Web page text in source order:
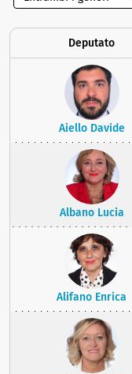
Deputato
Aiello Davide
Albano Lucia
Alifano Enrica